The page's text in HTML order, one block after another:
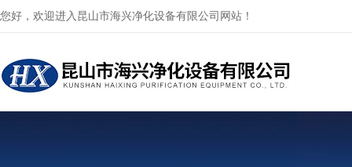
您好，欢迎进入昆山市海兴净化设备有限公司网站！